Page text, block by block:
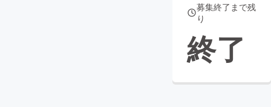
募集終了まで残
り
終了